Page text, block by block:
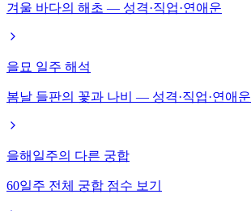
겨울 바다의 해초 — 성격·직업·연애운
을묘 일주 해석
봄날 들판의 꽃과 나비 — 성격·직업·연애운
을해일주의 다른 궁합
60일주 전체 궁합 점수 보기